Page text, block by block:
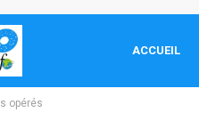
ACCUEIL
opérés